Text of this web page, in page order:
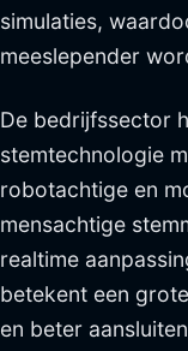
simulaties,
meeslepender
De bedrijfssector
stemtechnologie
robotachtige en
mensachtige
realtime
betekent een
en beter